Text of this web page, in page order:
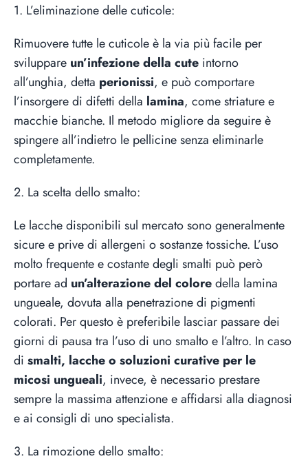
1. L’eliminazione delle cuticole:
Rimuovere tutte le cuticole è la via più facile per
sviluppare un’infezione della cute intorno
all’unghia, detta perionissi, e può comportare
l’insorgere di difetti della lamina, come striature e
macchie bianche. Il metodo migliore da seguire è
spingere all’indietro le pellicine senza eliminarle
completamente.
2. La scelta dello smalto:
Le lacche disponibili sul mercato sono generalmente
sicure e prive di allergeni o sostanze tossiche. L’uso
molto frequente e costante degli smalti può però
portare ad un’alterazione del coloredella lamina
ungueale, dovuta alla penetrazione di pigmenti
colorati. Per questo è preferibile lasciar passare dei
giorni di pausa tra l’uso di uno smalto e l’altro. In caso
di smalti, lacche o soluzioni curative per le
micosi ungueali, invece, è necessario prestare
sempre la massima attenzione e affidarsi alla diagnosi
e ai consigli di uno specialista.
3. La rimozione dello smalto: